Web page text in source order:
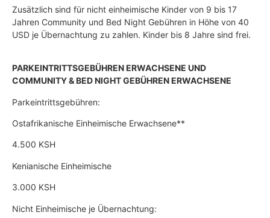
Zusätzlich sind für nicht einheimische Kinder von 9 bis 17
Jahren Community und Bed Night Gebühren in Höhe von 40
USD je Übernachtung zu zahlen. Kinder bis 8 Jahre sind frei.
PARKEINTRITTSGEBÜHREN ERWACHSENE UND
COMMUNITY & BED NIGHT GEBÜHREN ERWACHSENE
Parkeintrittsgebühren:
Ostafrikanische Einheimische Erwachsene**
4.500 KSH
Kenianische Einheimische
3.000 KSH
Nicht Einheimische je Übernachtung: